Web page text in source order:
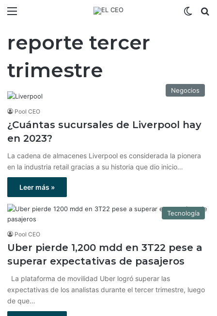
reporte tercer
trimestre
Negocios
Pool CEO
¿Cuántas sucursales de Liverpool hay
en 2023?
La cadena de almacenes Liverpool es considerada la pionera
en la industria retail gracias a su historia que dio inicio…
Leer más »
Tecnología
Pool CEO
Uber pierde 1,200 mdd en 3T22 pese a
superar expectativas de pasajeros
La plataforma de movilidad Uber logró superar las
expectativas de los analistas durante el tercer trimestre, luego
de que…